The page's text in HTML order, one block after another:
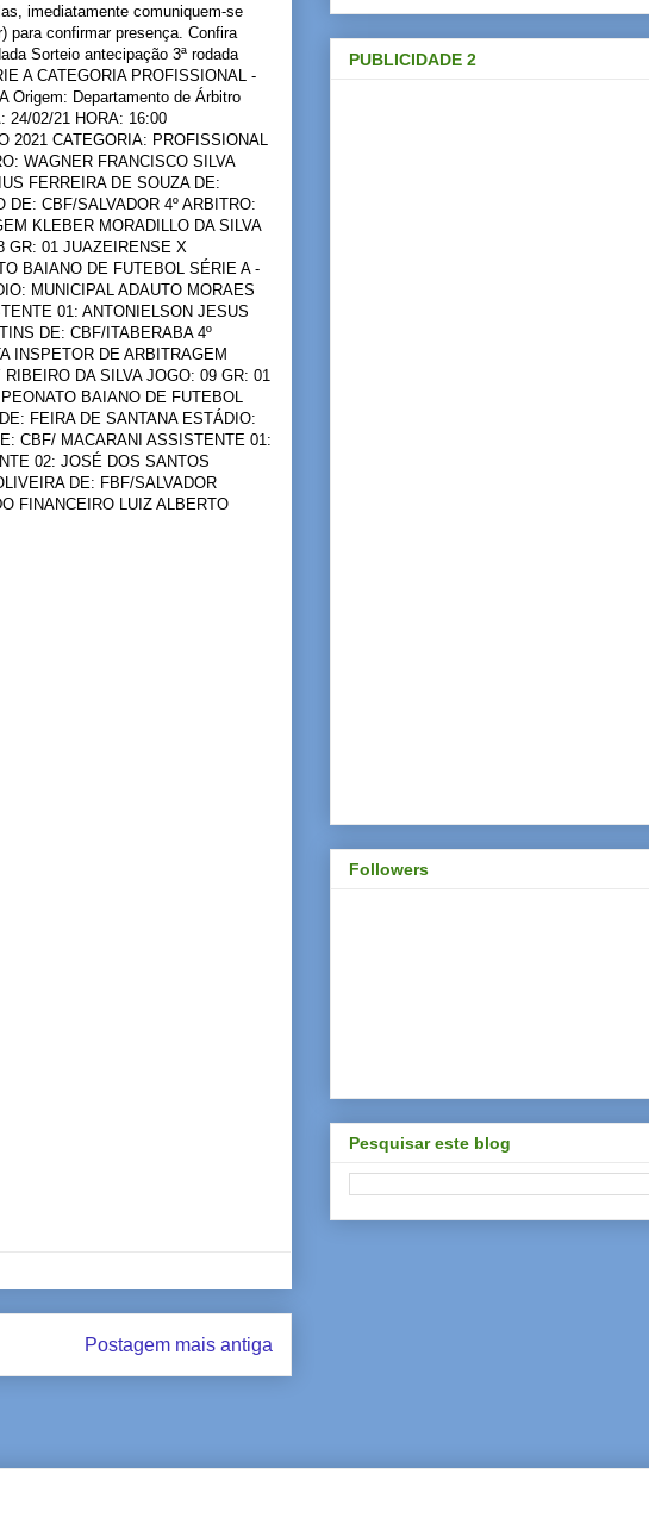
imediatamente comuniquem-se
para confirmar presença. Confira
Sorteio antecipação 3ª rodada
A CATEGORIA PROFISSIONAL -
Origem: Departamento de Árbitro
24/02/21 HORA: 16:00
CATEGORIA: PROFISSIONAL
WAGNER FRANCISCO SILVA
FERREIRA DE SOUZA DE:
CBF/SALVADOR 4º ARBITRO:
KLEBER MORADILLO DA SILVA
GR: 01 JUAZEIRENSE X
BAIANO DE FUTEBOL SÉRIE A -
MUNICIPAL ADAUTO MORAES
01: ANTONIELSON JESUS
DE: CBF/ITABERABA 4º
INSPETOR DE ARBITRAGEM
DA SILVA JOGO: 09 GR: 01
BAIANO DE FUTEBOL
FEIRA DE SANTANA ESTÁDIO:
CBF/ MACARANI ASSISTENTE 01:
02: JOSÉ DOS SANTOS
DE: FBF/SALVADOR
FINANCEIRO LUIZ ALBERTO
Postagem mais antiga
PUBLICIDADE 2
Followers
Pesquisar este blog